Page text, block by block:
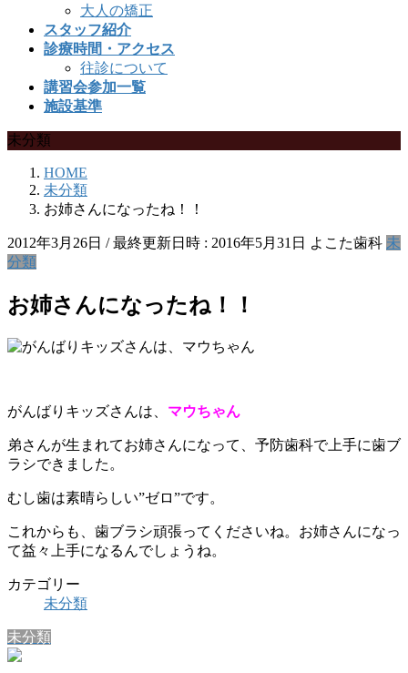
大人の矯正
スタッフ紹介
診療時間・アクセス
往診について
講習会参加一覧
施設基準
未分類
HOME
未分類
お姉さんになったね！！
2012年3月26日 / 最終更新日時 : 2016年5月31日 よこた歯科 未
分類
お姉さんになったね！！
がんばりキッズさんは、 マウちゃん
弟さんが生まれてお姉さんになって、予防歯科で上手に歯ブ
ラシできました。
むし歯は素晴らしい”ゼロ”です。
これからも、歯ブラシ頑張ってくださいね。お姉さんになっ
て益々上手になるんでしょうね。
カテゴリー
未分類
未分類